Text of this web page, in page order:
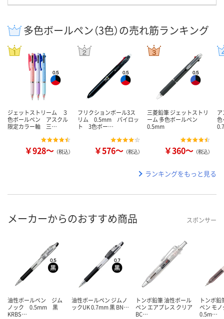
多色ボールペン（3色）の売れ筋ランキング
ジェットストリーム ３
色ボールペン アスクル
限定カラー軸 三…
￥928～ （税込）
フリクションボール3ス
リム 0.5mm パイロッ
ト 3色ボー…
￥576～ （税込）
三菱鉛筆 ジェットストリ
ーム 多色ボールペン
0.5mm
￥360～ （税込）
ランキングをもっと見る
メーカーからのおすすめ商品 スポンサー
油性ボールペン ジム
ノック 0.5mm 黒
KRBS…
油性ボールペン ジムノ
ックUK 0.7mm 黒 BN…
トンボ鉛筆 油性ボール
ペン エアプレス クリア
BC…
トンボ鉛
ペン モ
0.5m…